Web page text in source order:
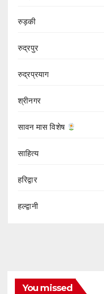
रुड़की
रुद्रपुर
रुद्रप्रयाग
श्रीनगर
सावन मास विशेष
साहित्य
हरिद्वार
हल्द्वानी
You missed